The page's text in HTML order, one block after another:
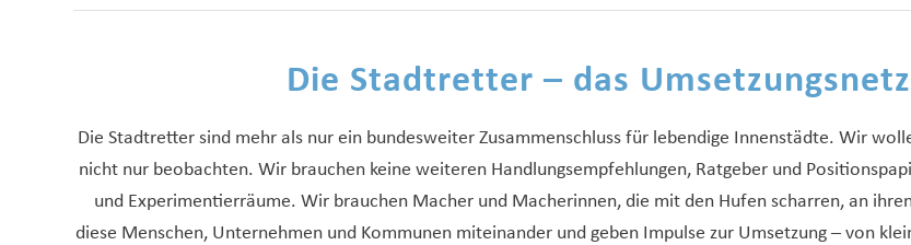
Die Stadtretter – das
Die Stadtretter sind mehr als nur ein bundesweiter Zusammenschluss für lebendige Innenstädte. Wir
nicht nur beobachten. Wir brauchen keine weiteren Handlungsempfehlungen, Ratgeber und
und Experimentierräume. Wir brauchen Macher und Macherinnen, die mit den Hufen scharren, an
diese Menschen, Unternehmen und Kommunen miteinander und geben Impulse zur Umsetzung – von